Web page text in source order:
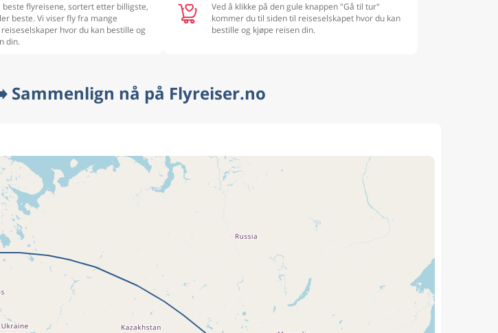
beste flyreisene, sortert etter billigste,
beste. Vi viser fly fra mange
hvor du kan bestille og
din.
Ved å klikke på den gule knappen "Gå til tur"
kommer du til siden til reiseselskapet hvor du kan
bestille og kjøpe reisen din.
nå på Flyreiser.no